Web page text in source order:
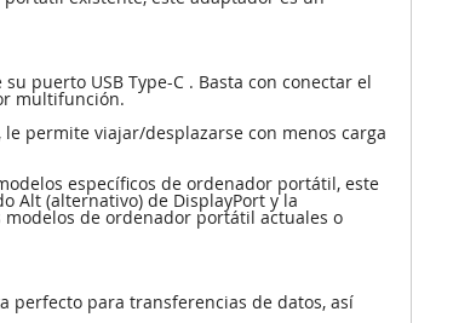
puerto USB Type-C . Basta con conectar el
multifunción.
permite viajar/desplazarse con menos carga
específicos de ordenador portátil, este
Alt (alternativo) de DisplayPort y la
de ordenador portátil actuales o
perfecto para transferencias de datos, así